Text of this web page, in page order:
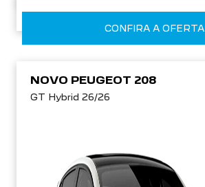
CONFIRA A OFERTA
NOVO PEUGEOT 208
GT Hybrid 26/26